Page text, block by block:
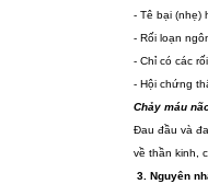
- Tê bại (nhẹ)
- Rối loạn
- Chỉ có các
- Hội chứng
Chảy máu
Đau đầu và
về thần kinh,
3. Nguyên